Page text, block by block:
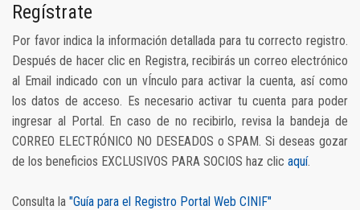
Regístrate
Por favor indica la información detallada para tu correcto registro.
Después de hacer clic en Registra, recibirás un correo electrónico
al Email indicado con un vÍnculo para activar la cuenta, así como
los datos de acceso. Es necesario activar tu cuenta para poder
ingresar al Portal. En caso de no recibirlo, revisa la bandeja de
CORREO ELECTRÓNICO NO DESEADOS o SPAM. Si deseas gozar
de los beneficios EXCLUSIVOS PARA SOCIOS haz clic aquí.
Consulta la "Guía para el Registro Portal Web CINIF"